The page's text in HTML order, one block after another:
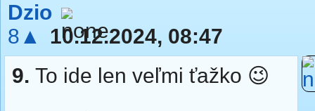
Dzio
8▲
10.12.2024, 08:47
9. To ide len veľmi ťažko 😉